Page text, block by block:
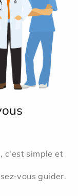
c'est simple et
vous guider.